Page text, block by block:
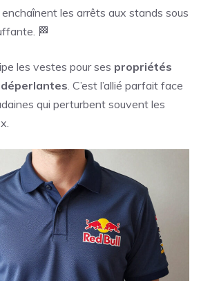
les arrêts aux stands sous
🏁
les vestes pour ses propriétés
. C’est l’allié parfait face
qui perturbent souvent les